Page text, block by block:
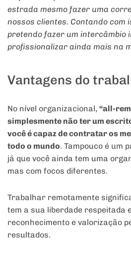
estrada mesmo fazer uma
nossos clientes. Contando com
pretendo fazer um intercâmbio
profissionalizar ainda mais na
Vantagens do
No nível organizacional, “all-
simplesmente não ter um
você é capaz de contratar os
todo o mundo. Tampouco é um
já que você ainda tem uma
mas com focos diferentes.
Trabalhar remotamente
tem a sua liberdade respeitada
reconhecimento e valorização
resultados.